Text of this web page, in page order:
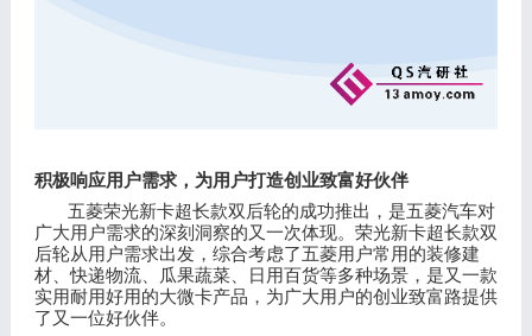
积极响应用户需求，为用户打造创业致富好伙伴
五菱荣光新卡超长款双后轮的成功推出，是五菱汽车对
广大用户需求的深刻洞察的又一次体现。荣光新卡超长款双
后轮从用户需求出发，综合考虑了五菱用户常用的装修建
材、快递物流、瓜果蔬菜、日用百货等多种场景，是又一款
实用耐用好用的大微卡产品，为广大用户的创业致富路提供
了又一位好伙伴。